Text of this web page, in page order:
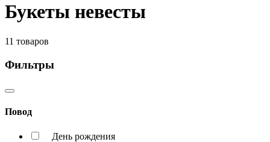
Букеты невесты
11 товаров
Фильтры
Повод
День рождения